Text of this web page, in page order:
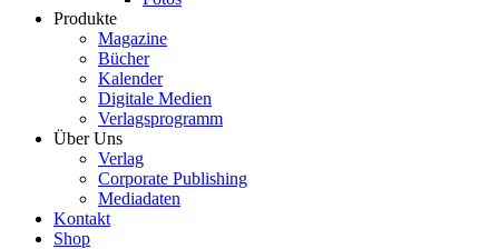
Produkte
Magazine
Bücher
Kalender
Digitale Medien
Verlagsprogramm
Über Uns
Verlag
Corporate Publishing
Mediadaten
Kontakt
Shop